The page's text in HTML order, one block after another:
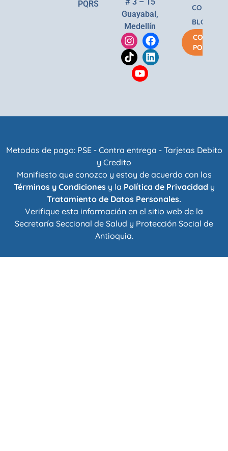
PQRS
Guayabal,
Medellín
BLOG
COMPRA
POR
Metodos de pago: PSE - Contra entrega - Tarjetas Debito
y Credito
Manifiesto que conozco y estoy de acuerdo con los
Términos y Condicionesy la Política de Privacidad y
Tratamiento de Datos Personales.
Verifique esta información en el sitio web de la
Secretaría Seccional de Salud y Protección Social de
Antioquia.